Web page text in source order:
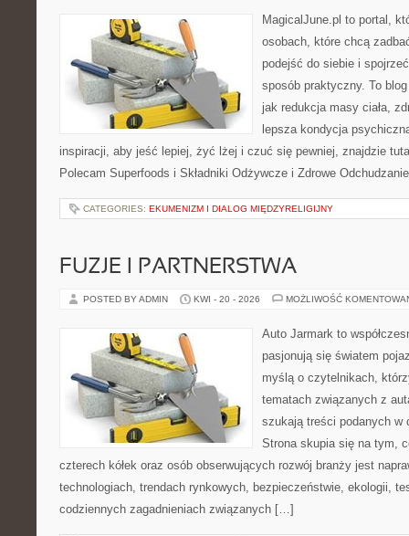
MagicalJune.pl to portal,
osobach, które chcą
podejść do siebie i
sposób praktyczny. To
jak redukcja masy ciała,
lepsza kondycja
inspiracji, aby jeść lepiej, żyć lżej i czuć się pewniej, znajdzie
Polecam Superfoods i Składniki Odżywcze i Zdrowe
CATEGORIES: EKUMENIZM I DIALOG MIĘDZYRELIGIJNY
FUZJE I PARTNERSTWA
POSTED BY ADMIN KWI - 20 - 2026 MOŻLIWOŚĆ
Auto Jarmark to
pasjonują się światem
myślą o czytelnikach,
tematach związanych z
szukają treści podanych
Strona skupia się na tym,
czterech kółek oraz osób obserwujących rozwój branży jest
technologiach, trendach rynkowych, bezpieczeństwie, ekologii,
codziennych zagadnieniach związanych […]